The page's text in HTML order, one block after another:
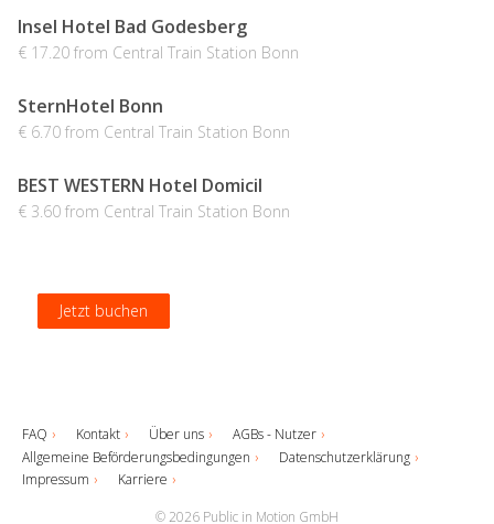
Jetzt buchen
Insel Hotel Bad Godesberg
€ 17.20 from Central Train Station Bonn
Jetzt buchen
SternHotel Bonn
€ 6.70 from Central Train Station Bonn
Jetzt buchen
BEST WESTERN Hotel Domicil
€ 3.60 from Central Train Station Bonn
Jetzt buchen
FAQ Kontakt Über uns
AGBs - Nutzer
Allgemeine Beförderungsbedingungen
Datenschutzerklärung
Impressum
Karriere
© 2026 Public in Motion GmbH